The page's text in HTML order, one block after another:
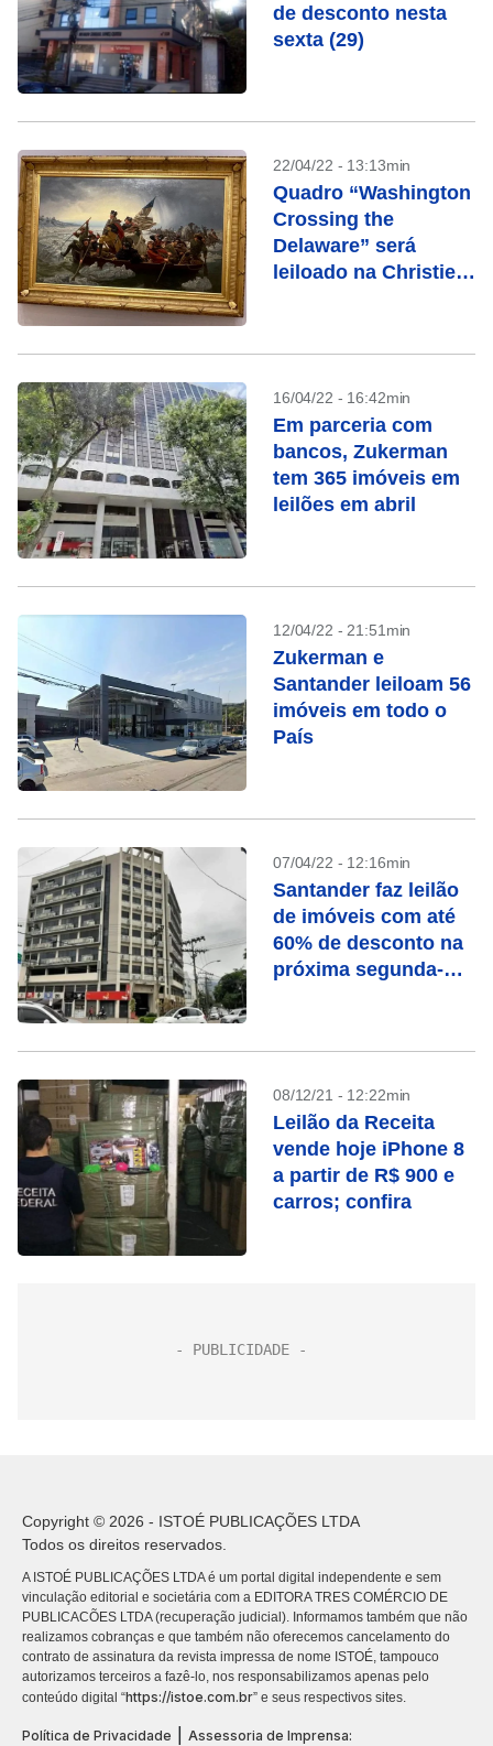
de desconto nesta
sexta (29)
22/04/22 - 13:13min
Quadro “Washington
Crossing the
Delaware” será
leiloado na Christie’s
16/04/22 - 16:42min
Em parceria com
bancos, Zukerman
tem 365 imóveis em
leilões em abril
12/04/22 - 21:51min
Zukerman e
Santander leiloam 56
imóveis em todo o
País
07/04/22 - 12:16min
Santander faz leilão
de imóveis com até
60% de desconto na
próxima segunda-
08/12/21 - 12:22min
Leilão da Receita
vende hoje iPhone 8
a partir de R$ 900 e
carros; confira
Copyright © 2026 - ISTOÉ PUBLICAÇÕES LTDA
Todos os direitos reservados.
A ISTOÉ PUBLICAÇÕES LTDA é um portal digital independente e sem
vinculação editorial e societária com a EDITORA TRES COMÉRCIO DE
PUBLICACÕES LTDA (recuperação judicial). Informamos também que não
realizamos cobranças e que também não oferecemos cancelamento do
contrato de assinatura da revista impressa de nome ISTOÉ, tampouco
autorizamos terceiros a fazê-lo, nos responsabilizamos apenas pelo
conteúdo digital “https://istoe.com.br” e seus respectivos sites.
Política de Privacidade Assessoria de Imprensa: